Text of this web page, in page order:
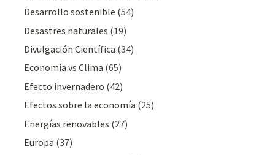
Desarrollo sostenible (54)
Desastres naturales (19)
Divulgación Cientí­fica (34)
Economía vs Clima (65)
Efecto invernadero (42)
Efectos sobre la economía (25)
Energías renovables (27)
Europa (37)